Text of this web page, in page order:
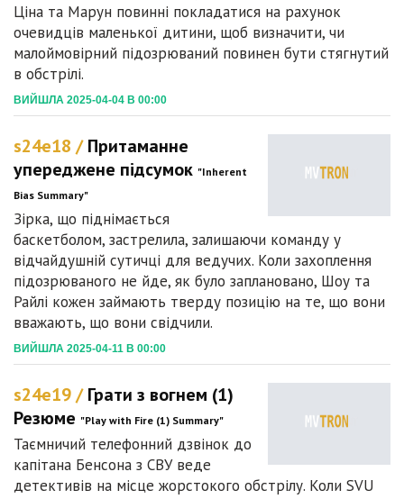
Ціна та Марун повинні покладатися на рахунок
очевидців маленької дитини, щоб визначити, чи
малоймовірний підозрюваний повинен бути стягнутий
в обстрілі.
ВИЙШЛА 2025-04-04 В 00:00
s24e18 /Притаманне
упереджене підсумок "Inherent
Bias Summary"
Зірка, що піднімається
баскетболом, застрелила, залишаючи команду у
відчайдушній сутичці для ведучих. Коли захоплення
підозрюваного не йде, як було заплановано, Шоу та
Райлі кожен займають тверду позицію на те, що вони
вважають, що вони свідчили.
ВИЙШЛА 2025-04-11 В 00:00
s24e19 /Грати з вогнем (1)
Резюме "Play with Fire (1) Summary"
Таємничий телефонний дзвінок до
капітана Бенсона з СВУ веде
детективів на місце жорстокого обстрілу. Коли SVU